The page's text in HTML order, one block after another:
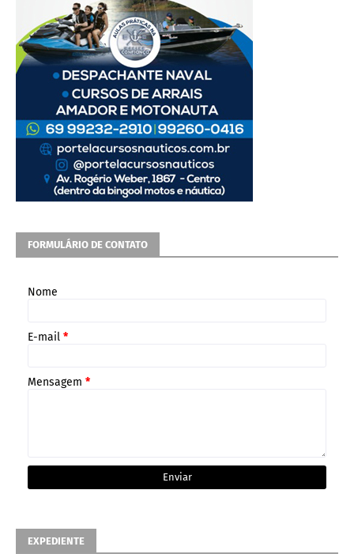
FORMULÁRIO DE CONTATO
Nome
E-mail *
Mensagem *
EXPEDIENTE